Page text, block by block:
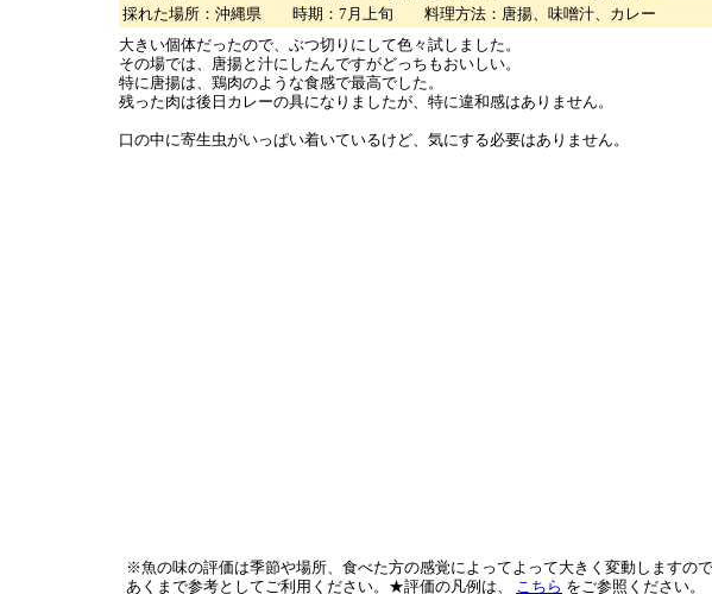
採れた場所：沖縄県 時期：7月上旬 料理方法：唐揚、味噌汁、カレー
大きい個体だったので、ぶつ切りにして色々試しました。
その場では、唐揚と汁にしたんですがどっちもおいしい。
特に唐揚は、鶏肉のような食感で最高でした。
残った肉は後日カレーの具になりましたが、特に違和感はありません。
口の中に寄生虫がいっぱい着いているけど、気にする必要はありません。
※魚の味の評価は季節や場所、食べた方の感覚によってよって大きく変動しますの
あくまで参考としてご利用ください。★評価の凡例は、 こちら をご参照ください。